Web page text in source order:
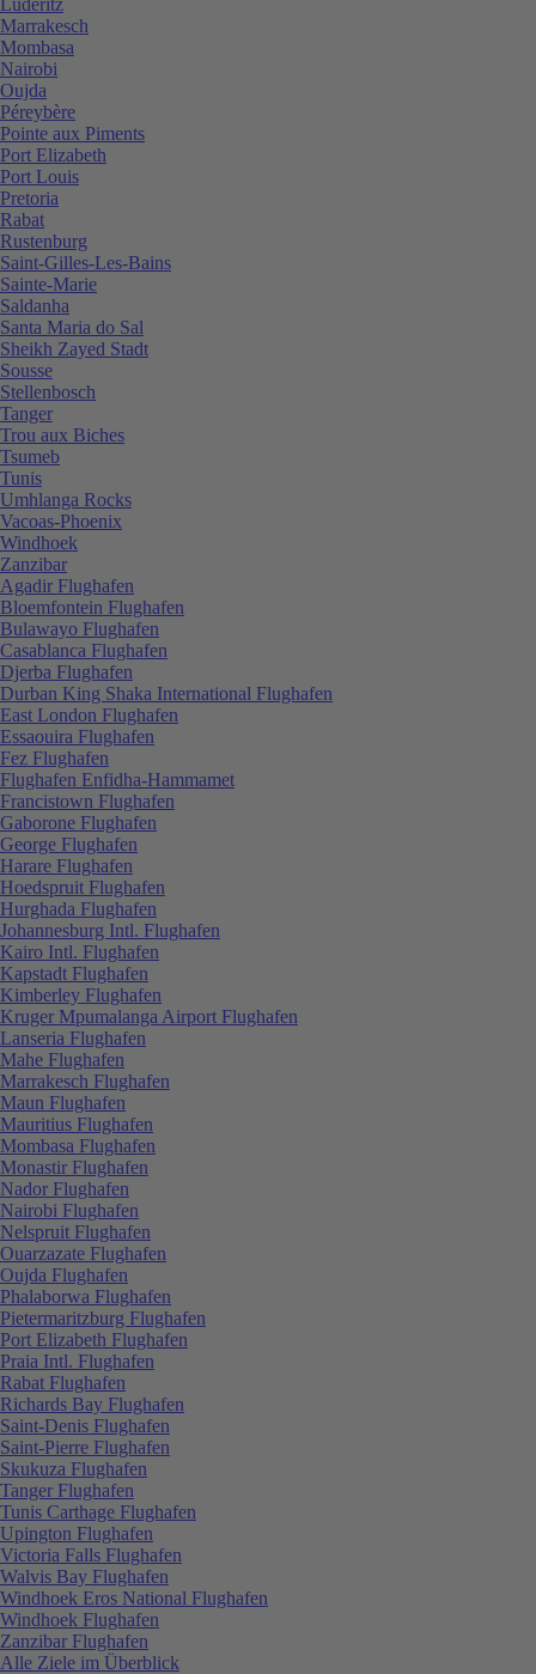
Marrakesch
Mombasa
Nairobi
Oujda
Péreybère
Pointe aux Piments
Port Elizabeth
Port Louis
Pretoria
Rabat
Rustenburg
Saint-Gilles-Les-Bains
Sainte-Marie
Saldanha
Santa Maria do Sal
Sheikh Zayed Stadt
Sousse
Stellenbosch
Tanger
Trou aux Biches
Tsumeb
Tunis
Umhlanga Rocks
Vacoas-Phoenix
Windhoek
Zanzibar
Agadir Flughafen
Bloemfontein Flughafen
Bulawayo Flughafen
Casablanca Flughafen
Djerba Flughafen
Durban King Shaka International Flughafen
East London Flughafen
Essaouira Flughafen
Fez Flughafen
Flughafen Enfidha-Hammamet
Francistown Flughafen
Gaborone Flughafen
George Flughafen
Harare Flughafen
Hoedspruit Flughafen
Hurghada Flughafen
Johannesburg Intl. Flughafen
Kairo Intl. Flughafen
Kapstadt Flughafen
Kimberley Flughafen
Kruger Mpumalanga Airport Flughafen
Lanseria Flughafen
Mahe Flughafen
Marrakesch Flughafen
Maun Flughafen
Mauritius Flughafen
Mombasa Flughafen
Monastir Flughafen
Nador Flughafen
Nairobi Flughafen
Nelspruit Flughafen
Ouarzazate Flughafen
Oujda Flughafen
Phalaborwa Flughafen
Pietermaritzburg Flughafen
Port Elizabeth Flughafen
Praia Intl. Flughafen
Rabat Flughafen
Richards Bay Flughafen
Saint-Denis Flughafen
Saint-Pierre Flughafen
Skukuza Flughafen
Tanger Flughafen
Tunis Carthage Flughafen
Upington Flughafen
Victoria Falls Flughafen
Walvis Bay Flughafen
Windhoek Eros National Flughafen
Windhoek Flughafen
Zanzibar Flughafen
Alle Ziele im Überblick